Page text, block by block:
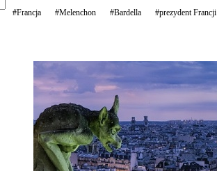
#Francja #Melenchon #Bardella #prezydent Francji